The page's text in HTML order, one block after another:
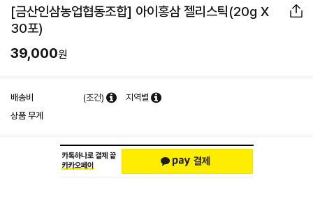
[금산인삼농업협동조합] 아이홍삼 젤리스틱(20g X
30포)
39,000원
배송비 (조건)
지역별
상품 무게